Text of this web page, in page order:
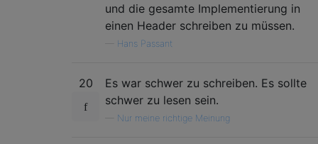
und die gesamte Implementierung in
einen Header schreiben zu müssen.
Hans Passant
20
Es war schwer zu schreiben. Es sollte
schwer zu lesen sein.
Nur meine richtige Meinung